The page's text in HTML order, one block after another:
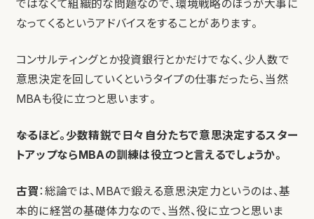
ではなくて組織的な問題なので、環境戦略のほうが大事に
なってくるというアドバイスをすることがあります。
コンサルティングとか投資銀行とかだけでなく、少人数で
意思決定を回していくというタイプの仕事だったら、当然
MBAも役に立つと思います。
――なるほど。少数精鋭で日々自分たちで意思決定するスター
トアップならMBAの訓練は役立つと言えるでしょうか。
古賀：総論では、MBAで鍛える意思決定力というのは、基
本的に経営の基礎体力なので、当然、役に立つと思いま